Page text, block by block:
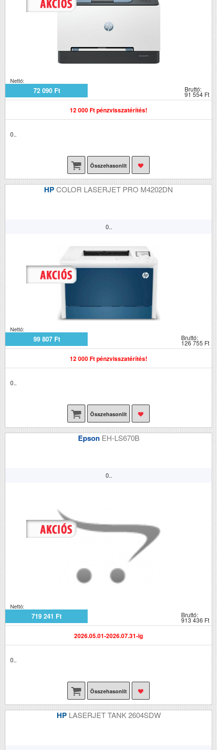
Nettó:
72 090 Ft Bruttó:
91 554 Ft
12 000 Ft pénzvisszatérítés!
0..
Összehasonlít
HPCOLOR LASERJET PRO M4202DN
0..
Nettó:
99 807 Ft Bruttó:
126 755 Ft
12 000 Ft pénzvisszatérítés!
0..
Összehasonlít
Epson EH-LS670B
0..
Nettó:
719 241 Ft Bruttó:
913 436 Ft
2026.05.01-2026.07.31-ig
0..
Összehasonlít
HP LASERJET TANK 2604SDW